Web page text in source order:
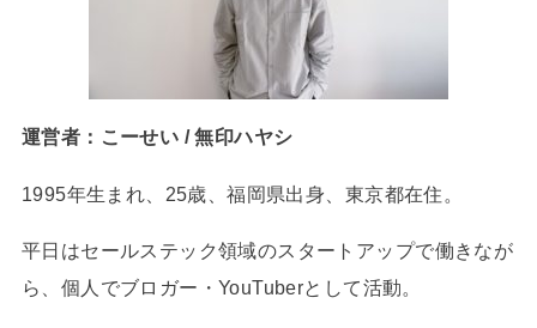
運営者：こーせい / 無印ハヤシ
1995年生まれ、25歳、福岡県出身、東京都在住。
平日はセールステック領域のスタートアップで働きなが
ら、個人でブロガー・YouTuberとして活動。